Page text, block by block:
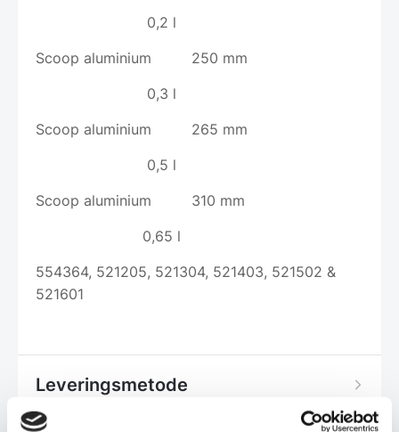
0,2 l
Scoop aluminium 250 mm
0,3 l
Scoop aluminium 265 mm
0,5 l
Scoop aluminium 310 mm
0,65 l
554364, 521205, 521304, 521403, 521502 &
521601
Leveringsmetode